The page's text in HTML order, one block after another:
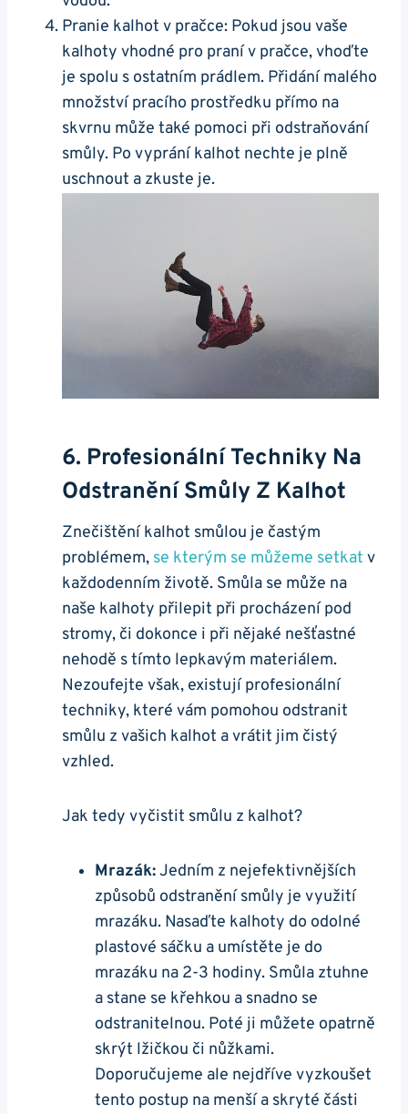
Pranie kalhot v pračce: Pokud jsou vaše
kalhoty vhodné pro praní v pračce, vhoďte
je spolu s ostatním prádlem. Přidání malého
množství pracího prostředku přímo na
skvrnu může také pomoci při odstraňování
smůly. Po vyprání kalhot nechte je plně
uschnout a zkuste je.
6. Profesionální Techniky Na
Odstranění Smůly Z Kalhot
Znečištění kalhot smůlou je častým
problémem, se kterým se můžeme setkat v
každodenním životě. Smůla se může na
naše kalhoty přilepit při procházení pod
stromy, či dokonce i při nějaké nešťastné
nehodě s tímto lepkavým materiálem.
Nezoufejte však, existují profesionální
techniky, které vám pomohou odstranit
smůlu z vašich kalhot a vrátit jim čistý
vzhled.
Jak tedy vyčistit smůlu z kalhot?
Mrazák:Jedním z nejefektivnějších
způsobů odstranění smůly je využití
mrazáku. Nasaďte kalhoty do odolné
plastové sáčku a umístěte je do
mrazáku na 2-3 hodiny. Smůla ztuhne
a stane se křehkou a snadno se
odstranitelnou. Poté ji můžete opatrně
skrýt lžičkou či nůžkami.
Doporučujeme ale nejdříve vyzkoušet
tento postup na menší a skryté části